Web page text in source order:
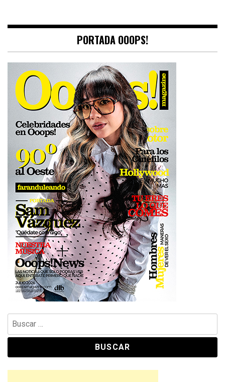
PORTADA OOOPS!
Buscar: